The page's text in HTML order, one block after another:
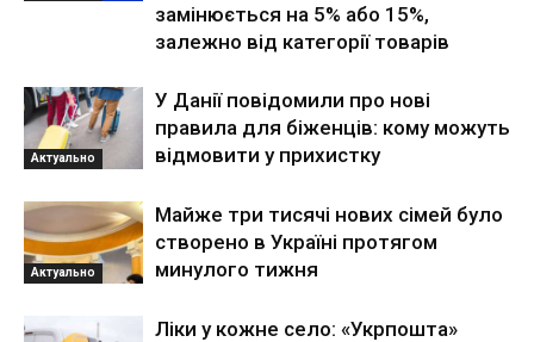
замінюється на 5% або 15%,
залежно від категорії товарів
Актуально
У Данії повідомили про нові
правила для біженців: кому можуть
відмовити у прихистку
Актуально
Майже три тисячі нових сімей було
створено в Україні протягом
минулого тижня
Ліки у кожне село: «Укрпошта»